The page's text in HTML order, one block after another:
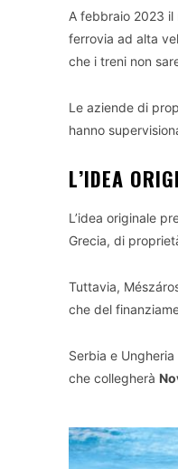
A febbraio 2023 il
ferrovia ad alta
che i treni non
Le aziende di
hanno
L’IDEA
L’idea originale
Grecia, di
Tuttavia,
che del
Serbia e
che collegherà